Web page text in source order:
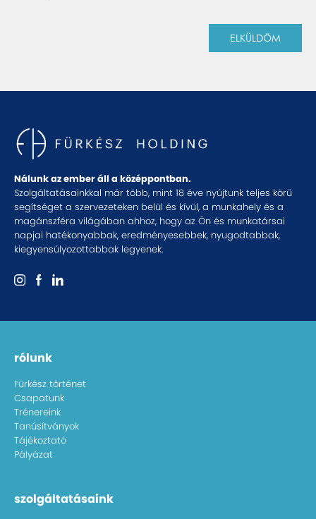
ELKÜLDÖM
Nálunk az ember áll a középpontban.
Szolgáltatásainkkal már több, mint 18 éve nyújtunk teljes körű
segítséget a szervezeteken belül és kívül, a munkahely és a
magánszféra világában ahhoz, hogy az Ön és munkatársai
napjai hatékonyabbak, eredményesebbek, nyugodtabbak,
kiegyensúlyozottabbak legyenek.
rólunk
Fürkész történet
Csapatunk
Trénereink
Tanúsítványok
Tájékoztató
Pályázat
szolgáltatásaink